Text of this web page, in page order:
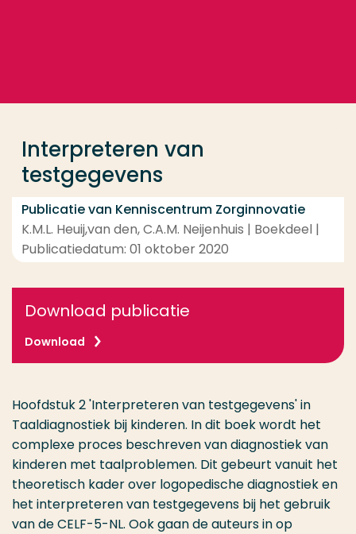
Interpreteren van
testgegevens
Publicatie van Kenniscentrum Zorginnovatie
K.M.L. Heuij,van den, C.A.M. Neijenhuis | Boekdeel |
Publicatiedatum: 01 oktober 2020
Download publicatie
Download
Hoofdstuk 2 'Interpreteren van testgegevens' in
Taaldiagnostiek bij kinderen. In dit boek wordt het
complexe proces beschreven van diagnostiek van
kinderen met taalproblemen. Dit gebeurt vanuit het
theoretisch kader over logopedische diagnostiek en
het interpreteren van testgegevens bij het gebruik
van de CELF-5-NL. Ook gaan de auteurs in op
Contact